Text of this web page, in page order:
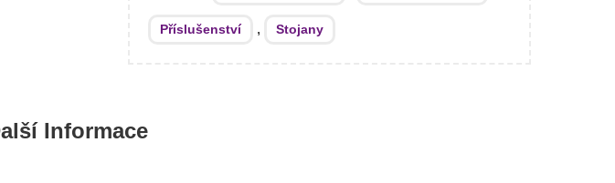
Příslušenství , Stojany
Informace